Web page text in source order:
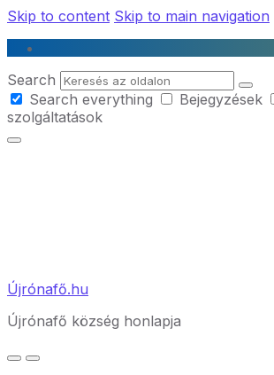
Skip to content Skip to main navigation
Search
Search everything
Bejegyzések
szolgáltatások
Újrónafő.hu
Újrónafő község honlapja